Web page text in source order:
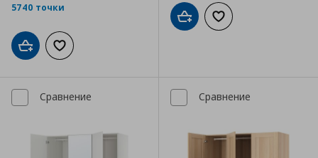
5740 точки
Добави в кошницата
Добави към списъка с любими
Добави в кошницата
Добави към
Сравнение Сравнение